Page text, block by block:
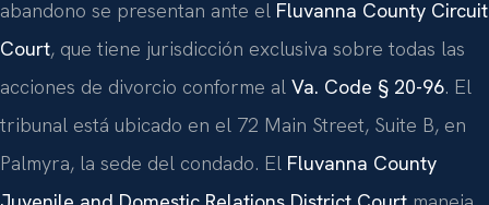
abandono se presentan ante el Fluvanna County Circuit
Court, que tiene jurisdicción exclusiva sobre todas las
acciones de divorcio conforme al Va. Code § 20-96. El
tribunal está ubicado en el 72 Main Street, Suite B, en
Palmyra, la sede del condado. El Fluvanna County